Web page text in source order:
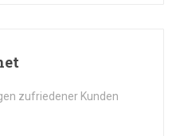
zufriedener Kunden